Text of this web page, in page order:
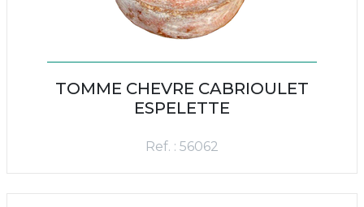
TOMME CHEVRE CABRIOULET
ESPELETTE
Ref. : 56062